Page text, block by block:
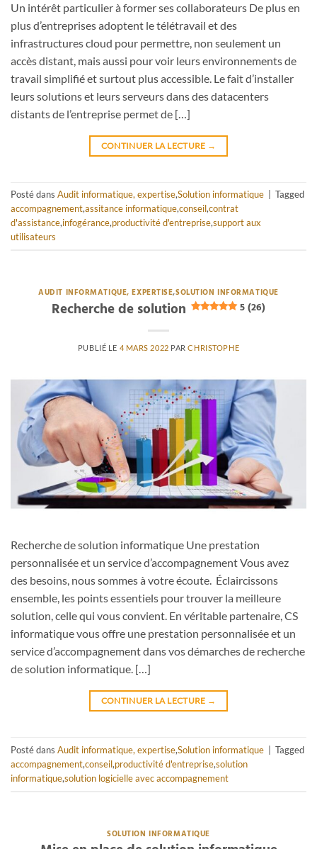
Un intérêt particulier à former ses collaborateurs De plus en
plus d’entreprises adoptent le télétravail et des
infrastructures cloud pour permettre, non seulement un
accès distant, mais aussi pour voir leurs environnements de
travail simplifié et surtout plus accessible. Le fait d’installer
leurs solutions et leurs serveurs dans des datacenters
distants de l’entreprise permet de […]
CONTINUER LA LECTURE →
Posté dans Audit informatique, expertise,Solution informatique
Tagged
accompagnement,assitance informatique,conseil,contrat
d'assistance,infogérance,productivité d'entreprise,support aux
utilisateurs
AUDIT INFORMATIQUE, EXPERTISE,SOLUTION INFORMATIQUE
Recherche de solution 5 (26)
PUBLIÉ LE 4 MARS 2022 PARCHRISTOPHE
Recherche de solution informatique Une prestation
personnalisée et un service d’accompagnement Vous avez
des besoins, nous sommes à votre écoute. Éclaircissons
ensemble, les points essentiels pour trouver la meilleure
solution, celle qui vous convient. En véritable partenaire, CS
informatique vous offre une prestation personnalisée et un
service d’accompagnement dans vos démarches de recherche
de solution informatique. […]
CONTINUER LA LECTURE →
Posté dans Audit informatique, expertise,Solution informatique
Tagged
accompagnement,conseil,productivité d'entreprise,solution
informatique,solution logicielle avec accompagnement
SOLUTION INFORMATIQUE